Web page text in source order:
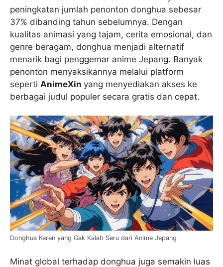
peningkatan jumlah penonton donghua sebesar
37% dibanding tahun sebelumnya. Dengan
kualitas animasi yang tajam, cerita emosional, dan
genre beragam, donghua menjadi alternatif
menarik bagi penggemar anime Jepang. Banyak
penonton menyaksikannya melalui platform
seperti AnimeXin yang menyediakan akses ke
berbagai judul populer secara gratis dan cepat.
Donghua Keren yang Gak Kalah Seru dari Anime Jepang
Minat global terhadap donghua juga semakin luas